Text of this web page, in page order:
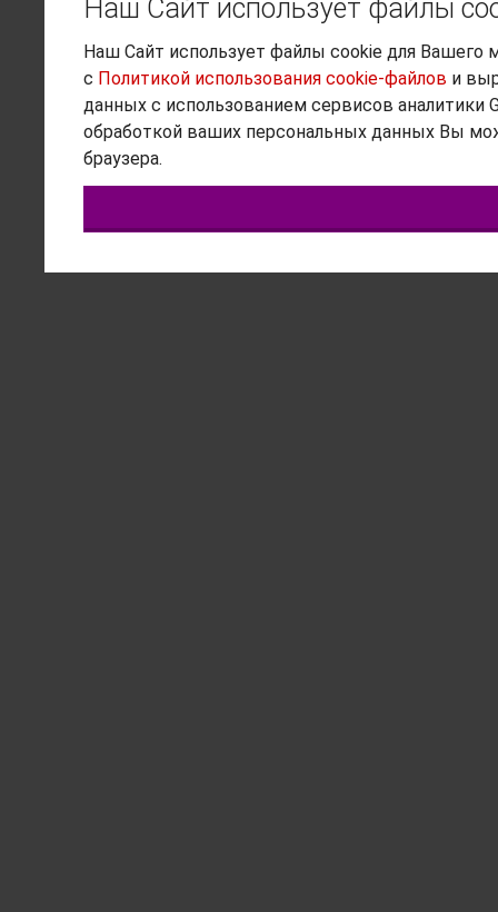
Наш Сайт использует файлы
Наш Сайт использует файлы cookie для Вашего
с Политикой использования cookie-файлов и
данных с использованием сервисов аналитики
обработкой ваших персональных данных Вы
браузера.